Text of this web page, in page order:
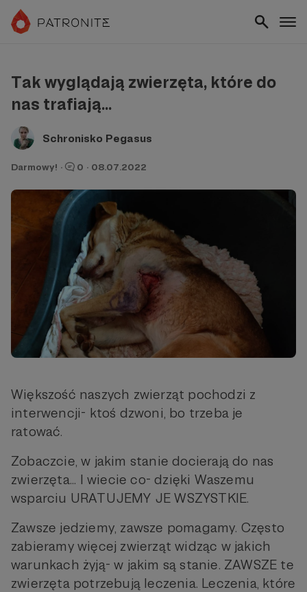
Tak wyglądają zwierzęta, które do
nas trafiają...
Schronisko Pegasus
Darmowy! · 0 · 08.07.2022
Większość naszych zwierząt pochodzi z
interwencji- ktoś dzwoni, bo trzeba je
ratować.
Zobaczcie, w jakim stanie docierają do nas
zwierzęta... I wiecie co- dzięki Waszemu
wsparciu URATUJEMY JE WSZYSTKIE.
Zawsze jedziemy, zawsze pomagamy. Często
zabieramy więcej zwierząt widząc w jakich
warunkach żyją- w jakim są stanie. ZAWSZE te
zwierzęta potrzebują leczenia. Leczenia, które